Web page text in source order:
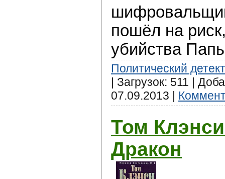
пошёл на
убийства
Политический
| Загрузок: 511 |
07.09.2013 |
Том
Дракон